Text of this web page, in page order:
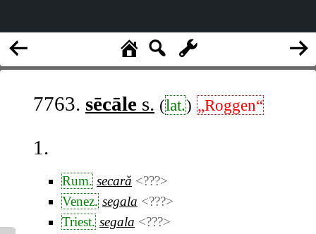
7763. sēcāle s. (lat.) „Roggen“
1.
Rum. secară <???>
Venez. segala <???>
Triest. segala <???>